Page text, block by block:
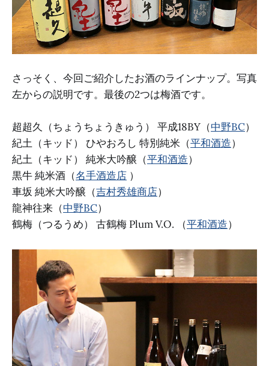
さっそく、今回ご紹介したお酒のラインナップ。写真
左からの説明です。最後の2つは梅酒です。
超超久（ちょうちょうきゅう） 平成18BY（中野BC）
紀土（キッド） ひやおろし 特別純米（平和酒造）
紀土（キッド） 純米大吟醸（平和酒造）
黒牛 純米酒（名手酒造店 ）
車坂 純米大吟醸（吉村秀雄商店）
龍神往来（中野BC）
鶴梅（つるうめ） 古鶴梅 Plum V.O. （平和酒造）